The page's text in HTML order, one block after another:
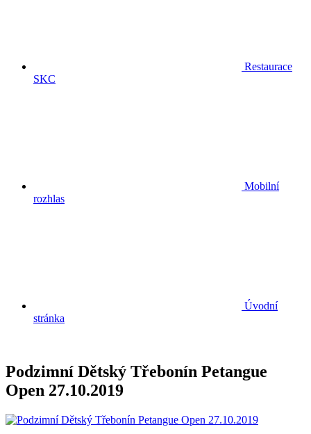
Restaurace
SKC
Mobilní
rozhlas
Úvodní
stránka
Podzimní Dětský Třebonín Petangue
Open 27.10.2019